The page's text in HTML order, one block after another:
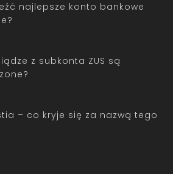
najlepsze konto bankowe
z subkonta ZUS są
– co kryje się za nazwą tego